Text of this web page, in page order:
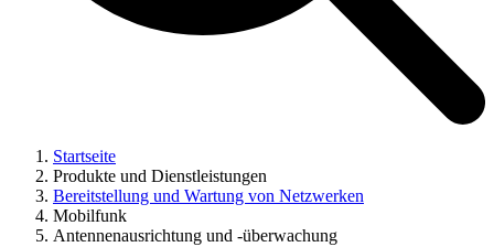
Startseite
Produkte und Dienstleistungen
Bereitstellung und Wartung von Netzwerken
Mobilfunk
Antennenausrichtung und -überwachung